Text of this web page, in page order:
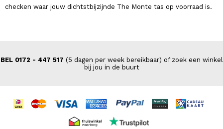
checken waar jouw dichtstbijzijnde The Monte tas op voorraad is.
BEL 0172 - 447 517 (5 dagen per week bereikbaar) of zoek een winkel
bij jou in de buurt